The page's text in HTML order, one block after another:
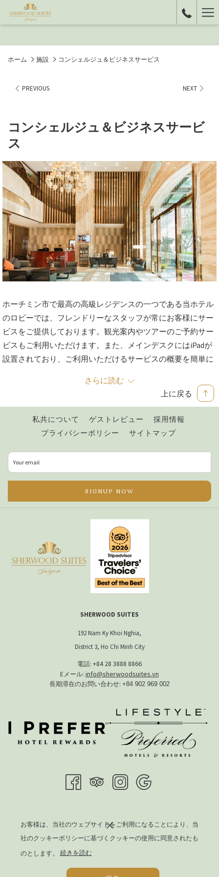
お客様は、当社のウェブサイトをご利用になることにより、当
社のクッキーポリシーに基づくクッキーの使用に同意されたも
のとします。
続きを読む
ホーム 施設 コンシェルジュ＆ビジネスサービス
PREVIOUS NEXT
コンシェルジュ＆ビジネスサービ
ス
ホーチミン市で最高の高級レジデンスの一つである当ホテル
のロビーでは、フレンドリーなスタッフが常にお客様にサー
ビスをご提供しております。観光案内やツアーのご予約サー
ビスもご利用いただけます。また、メインデスクにはiPadが
設置されており、ご利用いただけるサービスの概要を簡単に
けますので、ご滞在中にお客様のビジネスのお手伝いをさせ
さらに読む
上に戻る
私共について ゲストレビュー
し
ブ
開
採用情報
ブ
開
プライバシーポリシー サイトマップ
SIGNUP NOW
SHERWOOD SUITES
192 Nam Ky Khoi Nghia,
District 3, Ho Chi Minh City
電話: +84 28 3888 8866​
Eメール: info@sherwoodsuites.vn
長期滞在のお問い合わせ: +84 902 969 002
BUILDING
Business Registration Certificate No. 0306142065-001
Issued by HCMC DPI, dated 18 August 2016 (6th edition on 31 March, 2025)